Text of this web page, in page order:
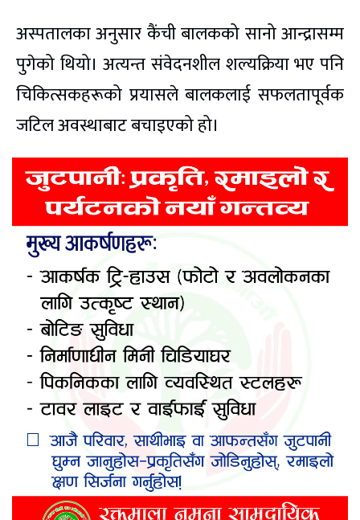
अस्पतालका अनुसार कैंची बालकको सानो आन्द्रासम्म
पुगेको थियो। अत्यन्त संवेदनशील शल्यक्रिया भए पनि
चिकित्सकहरूको प्रयासले बालकलाई सफलतापूर्वक
जटिल अवस्थाबाट बचाइएको हो।